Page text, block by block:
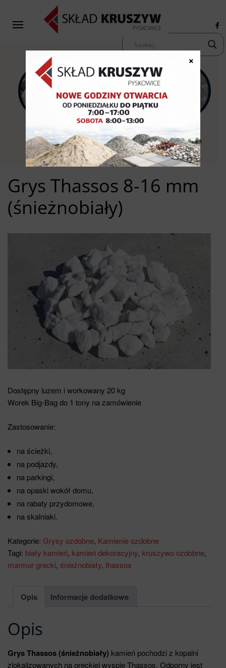
KAMIENIE
OZDOBNE
PIASKI ŻWIRY
KOSTKA
BRUKOWA
Grys Thassos 8-16 mm
(śnieżnobiały)
Dostępny luzem i workowany 20 kg
Worek Big-Bag do 1 tony na zamówienie
Zastosowanie:
na ścieżki,
na podjazdy,
na parkingi,
na opaski wokół domu,
na rabaty przydomowe,
na skalniaki.
Kategorie: Grysy ozdobne, Kamienie ozdobne
Tagi: biały kamień, kamień dekoracyjny, kruszywo ozdobne,
marmur grecki, śnieżnobiały, thassos
Opis Informacje dodatkowe
Opis
Grys Thassos (śnieżnobiały) kamień pochodzi z kopalni
zlokalizowanych na greckiej wyspie Thassos. Odporny jest
×